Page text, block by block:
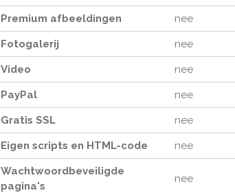
Premium afbeeldingen nee
Fotogalerij nee
Video nee
PayPal nee
Gratis SSL nee
Eigen scripts en HTML-code nee
Wachtwoordbeveiligde
pagina's
nee